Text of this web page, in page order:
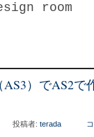
room
AS3）でAS2
投稿者: terada